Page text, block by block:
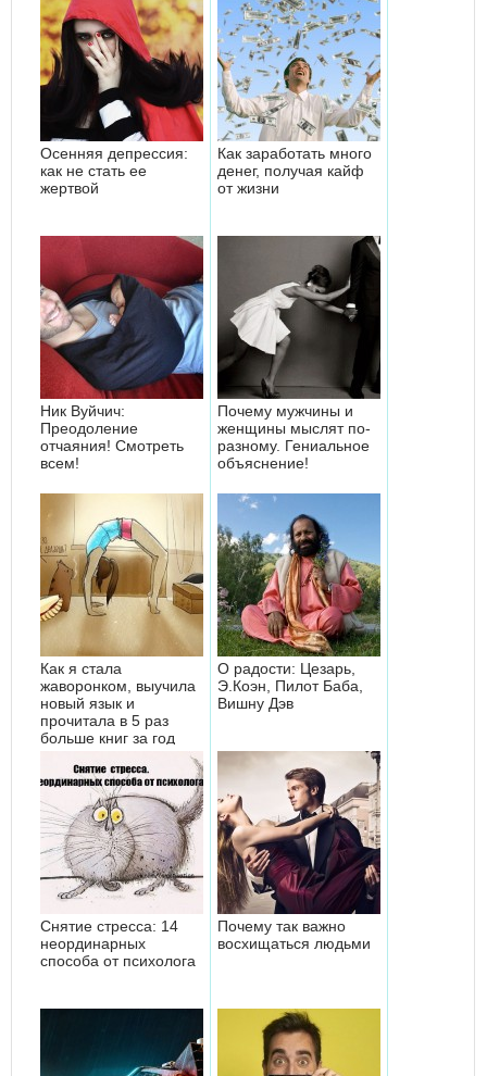
Осенняя депрессия:
как не стать ее
жертвой
Как заработать много
денег, получая кайф
от жизни
Ник Вуйчич:
Преодоление
отчаяния! Смотреть
всем!
Почему мужчины и
женщины мыслят по-
разному. Гениальное
объяснение!
Как я стала
жаворонком, выучила
новый язык и
прочитала в 5 раз
больше книг за год
О радости: Цезарь,
Э.Коэн, Пилот Баба,
Вишну Дэв
Снятие стресса: 14
неординарных
способа от психолога
Почему так важно
восхищаться людьми